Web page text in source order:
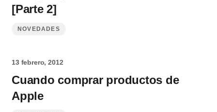
[Parte 2]
NOVEDADES
13 febrero, 2012
Cuando comprar productos de
Apple